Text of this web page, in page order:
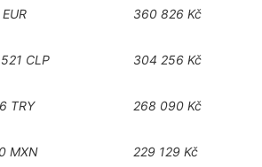
360 826 Kč
CLP 304 256 Kč
TRY 268 090 Kč
MXN 229 129 Kč